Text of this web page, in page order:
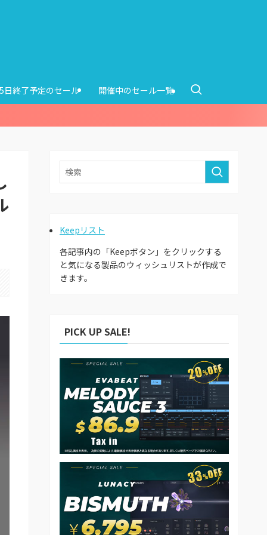
終了予定のセール 開催中のセール一覧
Keepリスト
各記事内の「Keepボタン」をクリックする
と気になる製品のウィッシュリストが作成で
きます。
PICK UP SALE!